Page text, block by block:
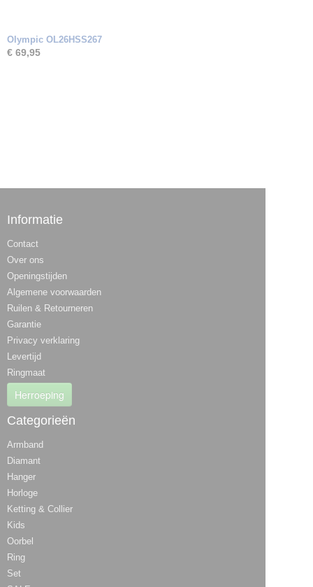
Olympic OL26HSS267
€ 69,95
Informatie
Contact
Over ons
Openingstijden
Algemene voorwaarden
Ruilen & Retourneren
Garantie
Privacy verklaring
Levertijd
Ringmaat
Herroeping
Categorieën
Armband
Diamant
Hanger
Horloge
Ketting & Collier
Kids
Oorbel
Ring
Set